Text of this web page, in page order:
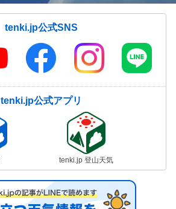
tenki.jp公式SNS
tenki.jp公式アプリ
tenki.jp 登山天気